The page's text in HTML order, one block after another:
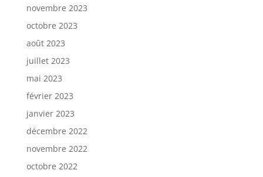
novembre 2023
octobre 2023
août 2023
juillet 2023
mai 2023
février 2023
janvier 2023
décembre 2022
novembre 2022
octobre 2022